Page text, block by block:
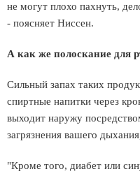
не могут плохо пахнуть,
- поясняет Ниссен.
А как же полоскание для
Сильный запах таких
спиртные напитки через
выходит наружу
загрязнения вашего
"Кроме того, диабет или